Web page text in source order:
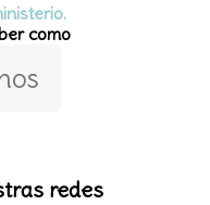
como
redes